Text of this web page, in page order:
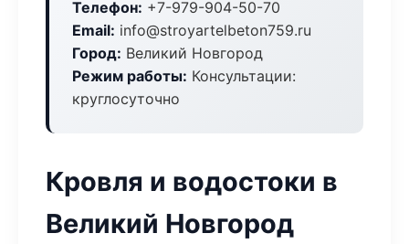
Телефон: +7-979-904-50-70
Email: info@stroyartelbeton759.ru
Город: Великий Новгород
Режим работы: Консультации:
круглосуточно
Кровля и водостоки в
Великий Новгород